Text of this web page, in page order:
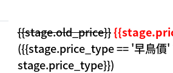
{{stage.old_price}}
({{stage.price_type == '早鳥價'
stage.price_type}})